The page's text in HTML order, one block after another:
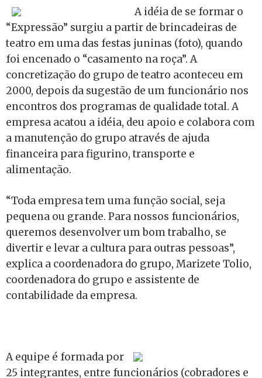
A idéia de se formar o
“Expressão” surgiu a partir de brincadeiras de
teatro em uma das festas juninas (foto), quando
foi encenado o “casamento na roça”. A
concretização do grupo de teatro aconteceu em
2000, depois da sugestão de um funcionário nos
encontros dos programas de qualidade total. A
empresa acatou a idéia, deu apoio e colabora com
a manutenção do grupo através de ajuda
financeira para figurino, transporte e
alimentação.
“Toda empresa tem uma função social, seja
pequena ou grande. Para nossos funcionários,
queremos desenvolver um bom trabalho, se
divertir e levar a cultura para outras pessoas”,
explica a coordenadora do grupo, Marizete Tolio,
coordenadora do grupo e assistente de
contabilidade da empresa.
A equipe é formada por
25 integrantes, entre funcionários (cobradores e